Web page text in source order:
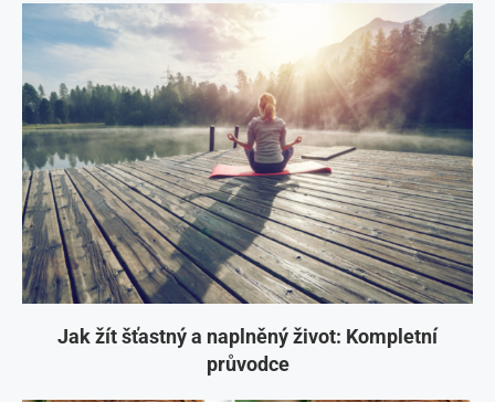
Jak žít šťastný a naplněný život: Kompletní
průvodce